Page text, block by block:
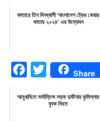
কাতারে তিন দিনব্যাপী ‘বাংলাদেশ ট্রেড ফেয়ার
কাতার ২০২৪’ এর উদ্বোধন
Facebook
Twitter Share
আবুধাবিতে মর্মান্তিক সড়ক দুর্ঘটনায় কুমিল্লার
যুবক নিহত